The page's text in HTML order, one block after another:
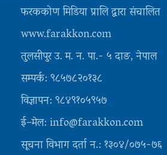
फरककोण मिडिया प्रालि द्वारा संचालित
www.farakkon.com
तुलसीपुर उ. म. न. पा.- ५ दाङ, नेपाल
सम्पर्क: ९८५७८२०१३८
विज्ञापन: ९८४९१०५९५७
ई–मेल: info@farakkon.com
सूचना विभाग दर्ता न.: १३०४/०७५-७६